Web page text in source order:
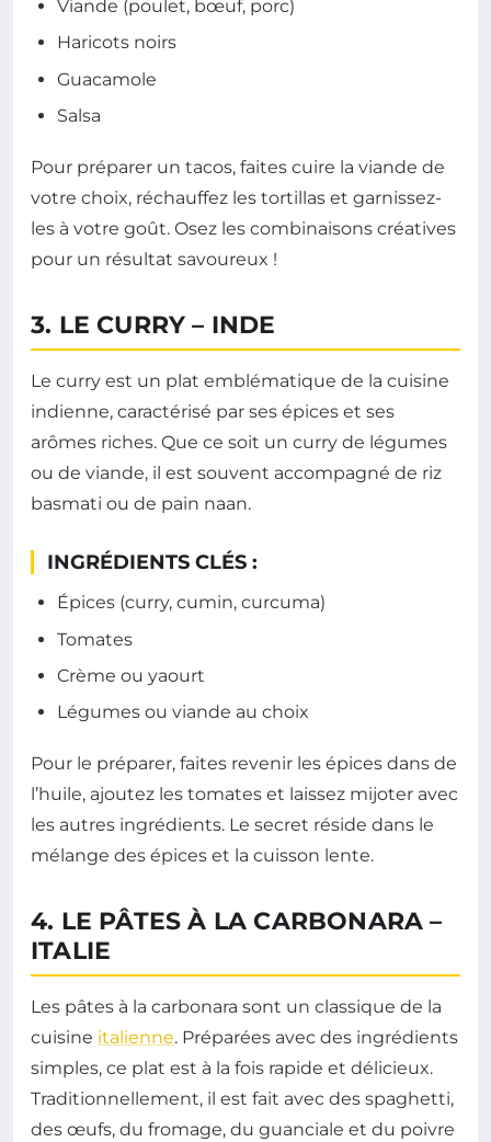
Viande (poulet, bœuf, porc)
Haricots noirs
Guacamole
Salsa
Pour préparer un tacos, faites cuire la viande de
votre choix, réchauffez les tortillas et garnissez-
les à votre goût. Osez les combinaisons créatives
pour un résultat savoureux !
3. LE CURRY – INDE
Le curry est un plat emblématique de la cuisine
indienne, caractérisé par ses épices et ses
arômes riches. Que ce soit un curry de légumes
ou de viande, il est souvent accompagné de riz
basmati ou de pain naan.
INGRÉDIENTS CLÉS :
Épices (curry, cumin, curcuma)
Tomates
Crème ou yaourt
Légumes ou viande au choix
Pour le préparer, faites revenir les épices dans de
l’huile, ajoutez les tomates et laissez mijoter avec
les autres ingrédients. Le secret réside dans le
mélange des épices et la cuisson lente.
4. LE PÂTES À LA CARBONARA –
ITALIE
Les pâtes à la carbonara sont un classique de la
cuisine italienne. Préparées avec des ingrédients
simples, ce plat est à la fois rapide et délicieux.
Traditionnellement, il est fait avec des spaghetti,
des œufs, du fromage, du guanciale et du poivre